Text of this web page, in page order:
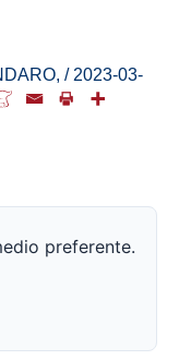
, / 2023-03-
preferente.